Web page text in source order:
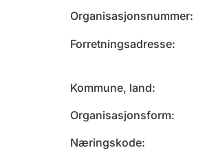
Organisasjonsnummer
Forretningsadresse
Kommune, land
Organisasjonsform
Næringskode